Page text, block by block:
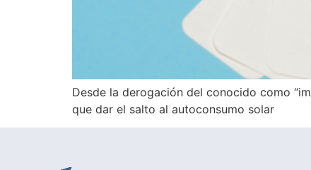
Desde la derogación del conocido como
que dar el salto al autoconsumo solar